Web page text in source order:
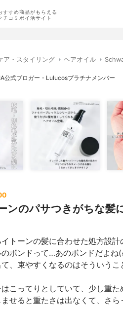
すすめ商品がもらえる
チコミポイ活サイト
ア・スタイリング ヘアオイル
公式ブロガー・Lulucosプラチナメンバー
ンのパサつきがちな髪
トーンの髪に合わせた処方設
ボンドって…あのボンドだよね(
て、束やすくなるのはそういう
こってりとしていて、少し重た
せると重たさは出なくて、さ